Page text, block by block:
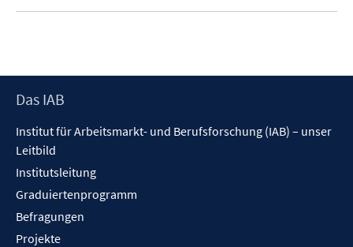
Footer
Das IAB
Institut für Arbeitsmarkt- und Berufsforschung (IAB) – unser
Leitbild
Institutsleitung
Graduiertenprogramm
Befragungen
Projekte